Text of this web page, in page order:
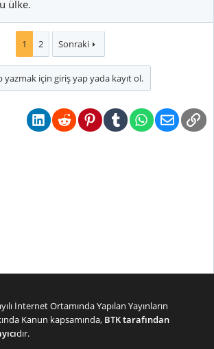
ülke.
1 2 Sonraki
yazmak için giriş yap yada kayıt ol.
(Twitter)BlueskyLinkedInRedditPinterestTumblrWhatsApp
E-posta
İnternet Ortamında Yapılan Yayınların
Kanun kapsamında, BTK tarafından
dır.